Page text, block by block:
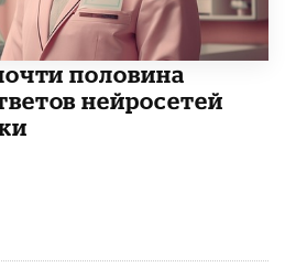
половина
нейросетей